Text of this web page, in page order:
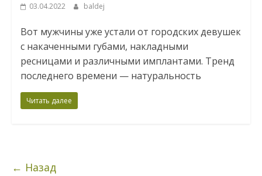
03.04.2022 baldej
Bот мужчины уже устали от городских девушек
с накаченными губами, накладными
ресницами и различными имплантами. Тренд
последнего времени — натуральность
Читать далее
← Назад